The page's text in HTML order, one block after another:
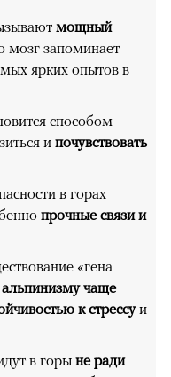
мощный
мозг запоминает
ярких опытов в
способом
и почувствовать
в горах
прочные связи и
«гена
чаще
к стрессуи
в горы не ради